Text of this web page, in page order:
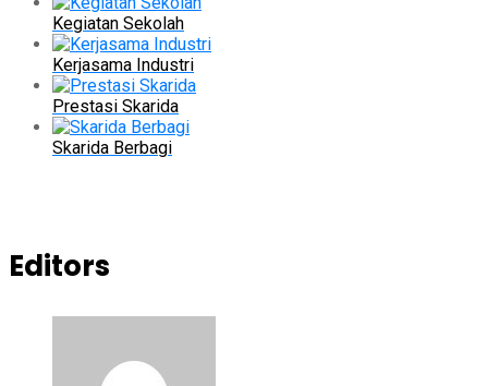
Kegiatan Sekolah
Kerjasama Industri
Prestasi Skarida
Skarida Berbagi
Editors